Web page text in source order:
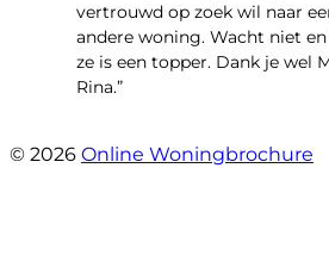
vertrouwd op zoek wil naar
andere woning. Wacht niet
ze is een topper. Dank je wel
Rina.”
© 2026 Online Woningbrochure